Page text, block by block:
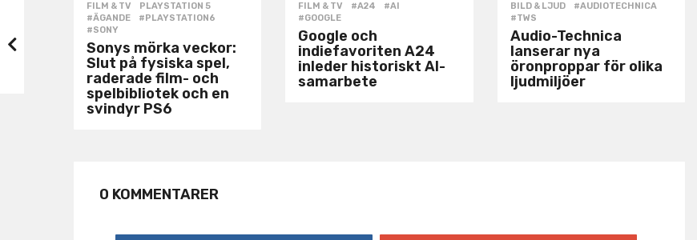
FILM & TV ,PLAYSTATION 5
#ÄGANDE
,#PLAYSTATION6
#SONY
Sonys mörka veckor:
Slut på fysiska spel,
raderade film- och
spelbibliotek och en
svindyr PS6
FILM & TV #A24 ,#AI
#GOOGLE
Google och
indiefavoriten A24
inleder historiskt AI-
samarbete
BILD & LJUD #AUDIOTECHNICA
#TWS
Audio-Technica
lanserar nya
öronproppar för olika
ljudmiljöer
0 KOMMENTARER